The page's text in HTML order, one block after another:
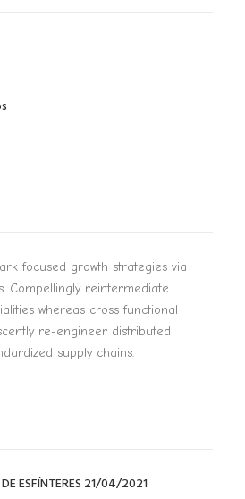
focused growth strategies via
Compellingly reintermediate
whereas cross functional
re-engineer distributed
supply chains.
ESFÍNTERES 21/04/2021